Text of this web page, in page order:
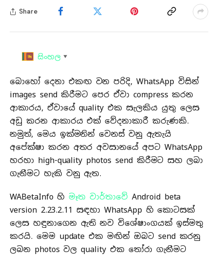
Share
සිංහල ▼
බොහෝ දෙනා එකඟ වන පරිදි, WhatsApp විසින්
images send කිරීමට පෙර ඒවා compress කරන
ආකාරය, ඒවායේ quality එක සැලකිය යුතු ලෙස
අඩු කරන ආකාරය එක් වේදනාකාරී කරුණකි.
නමුත්, මෙය ඉක්මනින් වෙනස් වනු ඇතැයි
අපේක්ෂා කරන අතර අවසානයේ අපට WhatsApp
හරහා high-quality photos send කිරීමට සහ ලබා
ගැනීමට හැකි වනු ඇත.
WABetaInfo හිමෑත වාර්තාවේ Android beta
version 2.23.2.11 සඳහා WhatsApp හි කොටසක්
ලෙස හඳුනාගෙන ඇති නව විශේෂාංගයක් ඉස්මතු
කරයි. මෙම update එක මඟින් ඔබට send කරනු
ලබන photos වල quality එක තෝරා ගැනීමට